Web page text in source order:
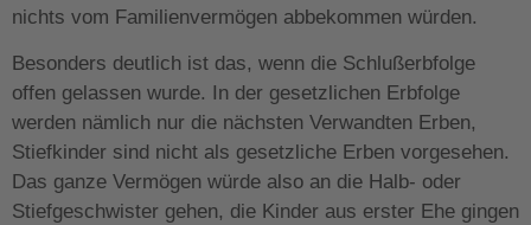
nichts vom Familienvermögen abbekommen würden.
Besonders deutlich ist das, wenn die Schlußerbfolge
offen gelassen wurde. In der gesetzlichen Erbfolge
werden nämlich nur die nächsten Verwandten Erben,
Stiefkinder sind nicht als gesetzliche Erben vorgesehen.
Das ganze Vermögen würde also an die Halb- oder
Stiefgeschwister gehen, die Kinder aus erster Ehe gingen